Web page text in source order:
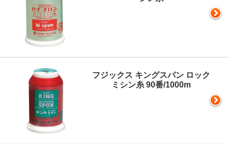
フジックス キングスパン ロック
ミシン糸 90番/1000m